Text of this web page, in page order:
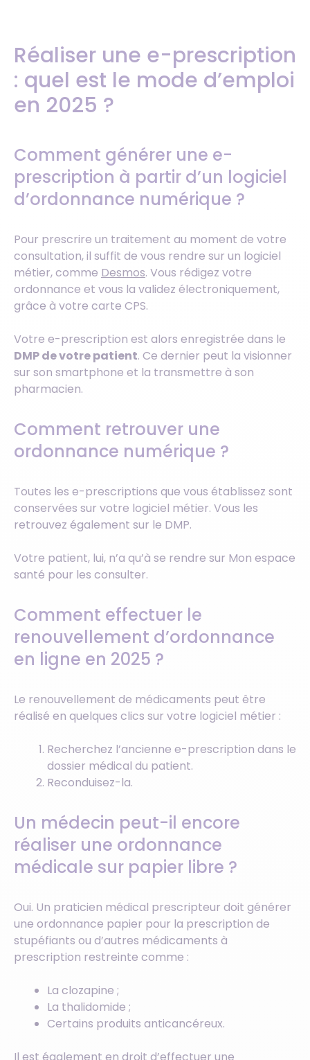
Réaliser une e-prescription
: quel est le mode d’emploi
en 2025 ?
Comment générer une e-
prescription à partir d’un logiciel
d’ordonnance numérique ?
Pour prescrire un traitement au moment de votre
consultation, il suffit de vous rendre sur un logiciel
métier, comme Desmos. Vous rédigez votre
ordonnance et vous la validez électroniquement,
grâce à votre carte CPS.
Votre e-prescription est alors enregistrée dans le
DMP de votre patient. Ce dernier peut la visionner
sur son smartphone et la transmettre à son
pharmacien.
Comment retrouver une
ordonnance numérique ?
Toutes les e-prescriptions que vous établissez sont
conservées sur votre logiciel métier. Vous les
retrouvez également sur le DMP.
Votre patient, lui, n’a qu’à se rendre sur Mon espace
santé pour les consulter.
Comment effectuer le
renouvellement d’ordonnance
en ligne en 2025 ?
Le renouvellement de médicaments peut être
réalisé en quelques clics sur votre logiciel métier :
Recherchez l’ancienne e-prescription dans le
dossier médical du patient.
Reconduisez-la.
Un médecin peut-il encore
réaliser une ordonnance
médicale sur papier libre ?
Oui. Un praticien médical prescripteur doit générer
une ordonnance papier pour la prescription de
stupéfiants ou d’autres médicaments à
prescription restreinte comme :
La clozapine ;
La thalidomide ;
Certains produits anticancéreux.
Il est également en droit d’effectuer une